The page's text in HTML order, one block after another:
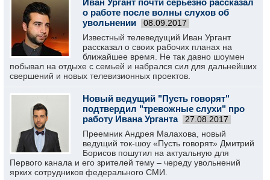
Иван Ургант почти серьезно рассказал
о работе после волны слухов об
увольнении
08.09.2017
Известный телеведущий Иван Ургант
рассказал о своих рабочих планах на
ближайшее время. Не так давно шоумен
побывал на отдыхе с семьей и набрался сил для дальнейших
свершений и новых телевизионных проектов.
Новый ведущий "Пусть говорят"
подтвердил "тревожные слухи" про
работу Ивана Урганта
27.08.2017
Преемник Андрея Малахова, новый
ведущий ток-шоу «Пусть говорят» Дмитрий
Борисов пошутил на актуальную для
Первого канала и его зрителей тему – череду увольнений
ярких сотрудников федерального СМИ.